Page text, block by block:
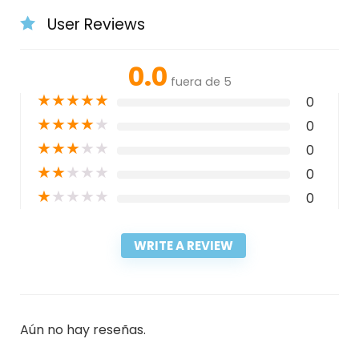
User Reviews
0.0 fuera de 5
★★★★★ 0
★★★★★ 0
★★★★★ 0
★★★★★ 0
★★★★★ 0
WRITE A REVIEW
Aún no hay reseñas.